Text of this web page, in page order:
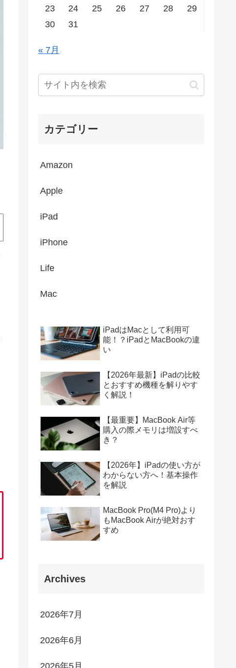
23
24 25 26 27 28
29
30
31
« 7月
カテゴリー
Amazon
Apple
iPad
iPhone
Life
Mac
iPadはMacとして利用可
能！？iPadとMacBookの違
い
【2026年最新】iPadの比較
とおすすめ機種を解りやす
く解説！
【最重要】MacBook Air等
購入の際メモリは増設すべ
き？
【2026年】iPadの使い方が
わからない方へ！基本操作
を解説
MacBook Pro(M4 Pro)より
もMacBook Airが絶対おす
すめ
Archives
2026年7月
2026年6月